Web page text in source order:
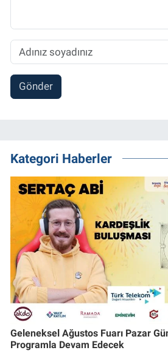
Gönder
Kategori Haberler
Geleneksel Ağustos Fuarı Pazar
Programla Devam Edecek